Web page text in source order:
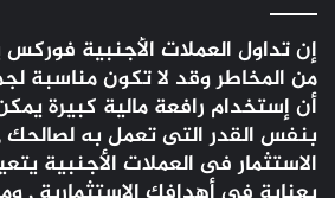
إن تداول العملات الأجنبية فوركس
من المخاطر وقد لا تكون مناسبة
أن إستخدام رافعة مالية كبيرة
بنفس القدر التى تعمل به لصالحك
الاستثمار فى العملات الأجنبية